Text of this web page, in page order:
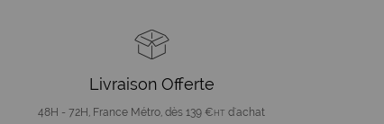
Livraison Offerte
48H - 72H, France Métro, dès 139 € HT d'achat